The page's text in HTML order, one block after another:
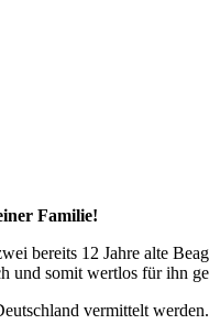
Familie!
bereits 12 Jahre alte
und somit wertlos für ihn
vermittelt werden.